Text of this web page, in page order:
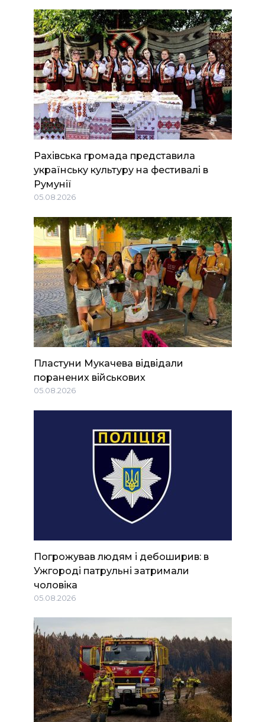
Рахівська громада представила
українську культуру на фестивалі в
Румунії
05.08.2026
Пластуни Мукачева відвідали
поранених військових
05.08.2026
Погрожував людям і дебоширив: в
Ужгороді патрульні затримали
чоловіка
05.08.2026